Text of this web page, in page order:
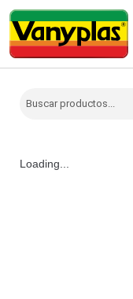
Loading...